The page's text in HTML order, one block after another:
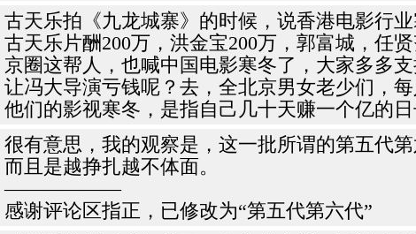
古天乐拍《九龙城寨》的时候，说香港电影行
古天乐片酬200万，洪金宝200万，郭富城，任贤
京圈这帮人，也喊中国电影寒冬了，大家多多
让冯大导演亏钱呢？去，全北京男女老少们，每
他们的影视寒冬，是指自己几十天赚一个亿的日
很有意思，我的观察是，这一批所谓的第五代
而且是越挣扎越不体面。
——————
感谢评论区指正，已修改为“第五代第六代”